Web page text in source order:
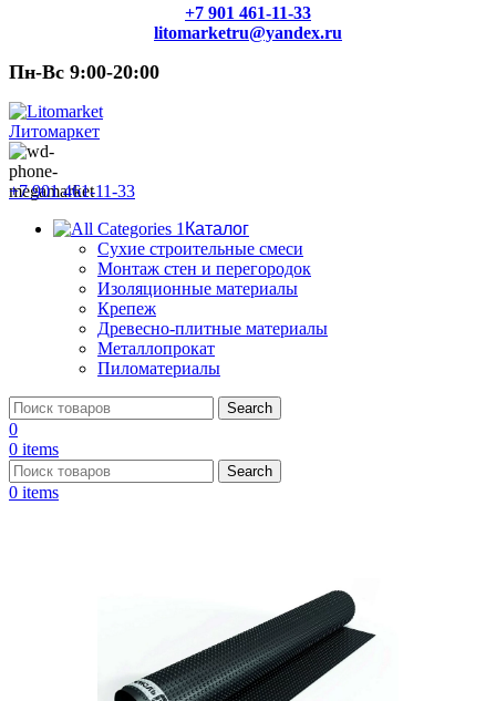
+7 901 461-11-33
litomarketru@yandex.ru
Пн-Вс 9:00-20:00
+7 901 461-11-33
Каталог
Сухие строительные смеси
Монтаж стен и перегородок
Изоляционные материалы
Крепеж
Древесно-плитные материалы
Металлопрокат
Пиломатериалы
Search
0
0 items
Search
0 items